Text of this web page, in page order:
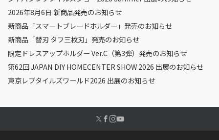
2026年8月6日 新商品発売のお知らせ
新商品「スマートブレードホルダー」発売のお知らせ
新商品「替刃 タフ三枚刃」発売のお知らせ
限定ドレスアップホルダー Ver.C（第3弾）発売のお知らせ
第62回 JAPAN DIY HOMECENTER SHOW 2026 出展のお知らせ
東京レプタイルズワールド2026 出展のお知らせ